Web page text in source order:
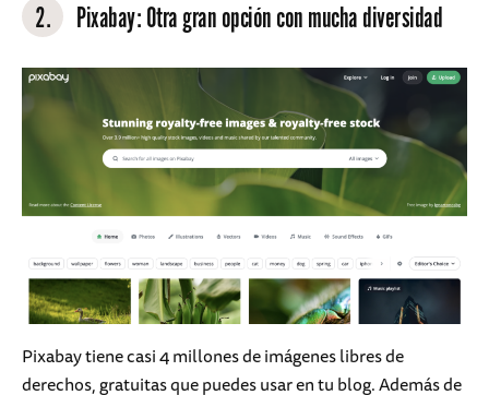
2. Pixabay: Otra gran opción con mucha diversidad
Pixabay tiene casi 4 millones de imágeneslibres de
derechos, gratuitas que puedes usar en tu blog. Además de